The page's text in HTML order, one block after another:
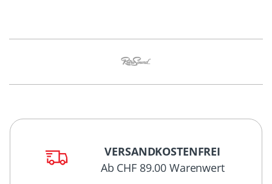
VERSANDKOSTENFREI
Ab CHF 89.00 Warenwert